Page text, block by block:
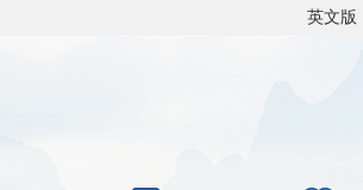
英文版